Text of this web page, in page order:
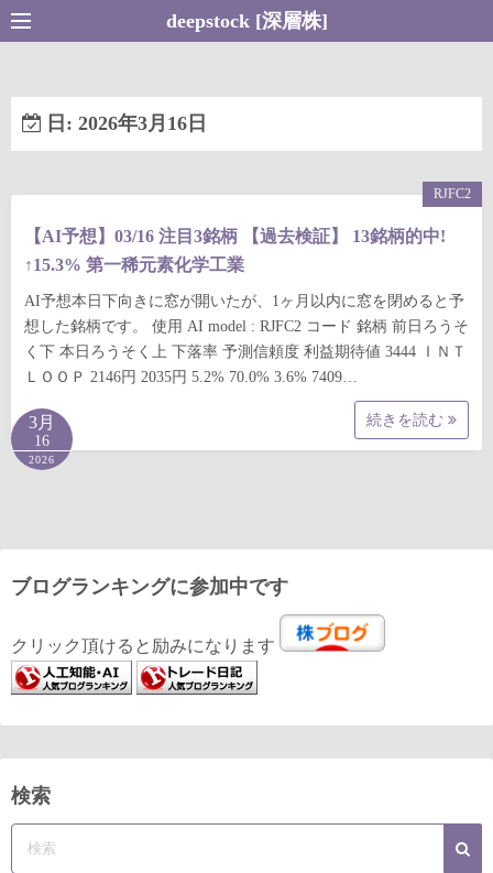
コ
ン
ン
へ
deepstock [深層株]
日: 2026年3月16日
【AI予想】03/16 注目3銘柄 【過去検証】 13銘柄的中!
↑15.3% 第一稀元素化学工業
AI予想本日下向きに窓が開いたが、1ヶ月以内に窓を閉めると予
想した銘柄です。 使用 AI model : RJFC2 コード 銘柄 前日ろうそ
く下 本日ろうそく上 下落率 予測信頼度 利益期待値 3444 ＩＮＴ
ＬＯＯＰ 2146円 2035円 5.2% 70.0% 3.6% 7409…
続きを読む
RJFC2
3月
16
2026
ブログランキングに参加中です
クリック頂けると励みになります
検索